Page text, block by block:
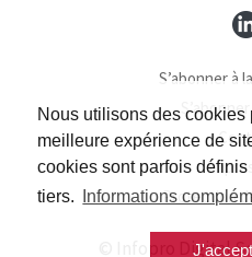
Nous utilisons des cookies
meilleure expérience de
cookies sont parfois
tiers.
Informations
S’abonner à
Protection
© Infopro Digital